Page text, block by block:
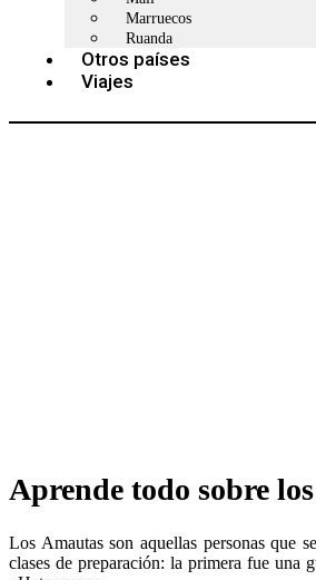
Marruecos
Ruanda
Otros países
Viajes
Aprende todo sobre
Los Amautas son aquellas personas que
clases de preparación: la primera fue una